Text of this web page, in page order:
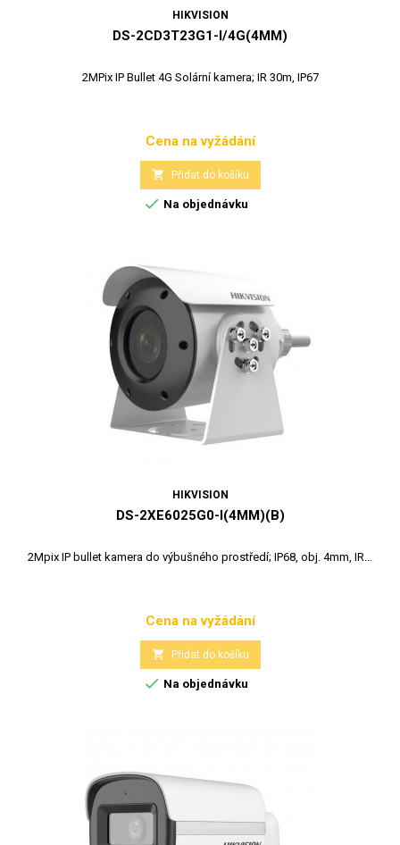
HIKVISION
DS-2CD3T23G1-I/4G(4MM)
2MPix IP Bullet 4G Solární kamera; IR 30m, IP67
Cena
Cena na vyžádání
 Přidat do košíku
 Na objednávku
HIKVISION
DS-2XE6025G0-I(4MM)(B)
2Mpix IP bullet kamera do výbušného prostředí; IP68, obj. 4mm, IR...
Cena
Cena na vyžádání
 Přidat do košíku
 Na objednávku